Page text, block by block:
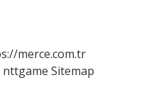
merce.com.tr
nttgame Sitemap